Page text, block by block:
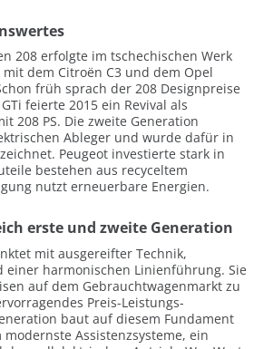
208 erfolgte im tschechischen Werk
dem Citroën C3 und dem Opel
früh sprach der 208 Designpreise
feierte 2015 ein Revival als
208 PS. Die zweite Generation
Ableger und wurde dafür in
Peugeot investierte stark in
bestehen aus recyceltem
nutzt erneuerbare Energien.
erste und zweite Generation
mit ausgereifter Technik,
einer harmonischen Linienführung. Sie
auf dem Gebrauchtwagenmarkt zu
Preis-Leistungs-
baut auf diesem Fundament
Assistenzsysteme, ein